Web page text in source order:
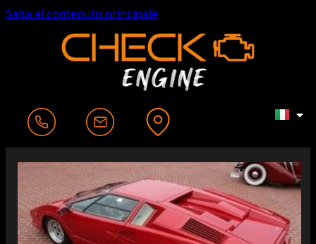
Salta al contenuto principale